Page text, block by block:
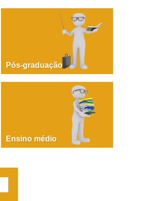
BACCIN
Aula 1 – parte 1
Pós-graduação
Ensino médio